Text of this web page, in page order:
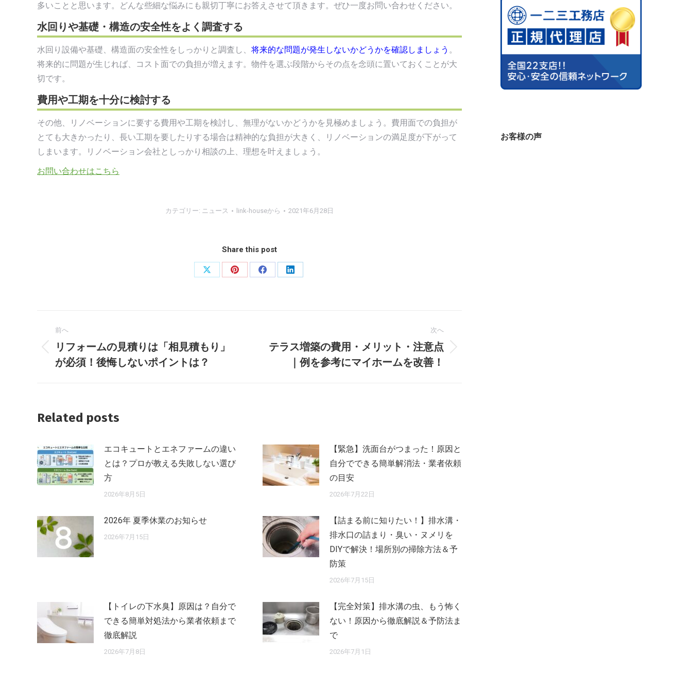
多いことと思います。どんな些細な悩みにも親切丁寧にお答えさせて頂きます。ぜひ一度お問い合わせください。
水回りや基礎・構造の安全性をよく調査する
水回り設備や基礎、構造面の安全性をしっかりと調査し、 将来的な問題が発生しないかどうかを確認しましょう 。
将来的に問題が生じれば、コスト面での負担が増えます。物件を選ぶ段階からその点を念頭に置いておくことが大
切です。
費用や工期を十分に検討する
その他、リノベーションに要する費用や工期を検討し、無理がないかどうかを見極めましょう。費用面での負担が
とても大きかったり、長い工期を要したりする場合は精神的な負担が大きく、リノベーションの満足度が下がって
しまいます。リノベーション会社としっかり相談の上、理想を叶えましょう。
お問い合わせはこちら
カテゴリー: ニュース link-houseから 2021年6月28日
Share this post
X
PinterestFacebookLinkedIn
稿
ゲ
シ
ョ
前へ
前
の
リフォームの見積りは「相見積もり」
が必須！後悔しないポイントは？
次へ
次
テラス増築の費用・メリット・注意点
｜例を参考にマイホームを改善！
Related posts
エコキュートとエネファームの違い
とは？プロが教える失敗しない選び
方
2026年8月5日
【緊急】洗面台がつまった！原因と
自分でできる簡単解消法・業者依頼
の目安
2026年7月22日
2026年 夏季休業のお知らせ
2026年7月15日
【詰まる前に知りたい！】排水溝・
排水口の詰まり・臭い・ヌメリを
DIYで解決！場所別の掃除方法＆予
防策
2026年7月15日
【トイレの下水臭】原因は？自分で
できる簡単対処法から業者依頼まで
徹底解説
2026年7月8日
【完全対策】排水溝の虫、もう怖く
ない！原因から徹底解説＆予防法ま
で
2026年7月1日
お客様の声